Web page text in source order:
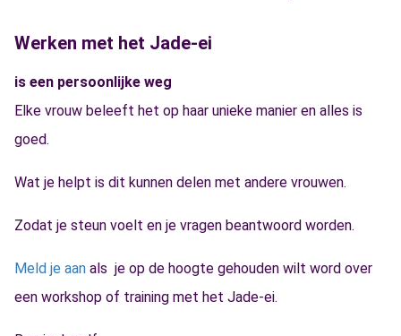
Werken met het Jade-ei
is een persoonlijke weg
Elke vrouw beleeft het op haar unieke manier en alles is
goed.
Wat je helpt is dit kunnen delen met andere vrouwen.
Zodat je steun voelt en je vragen beantwoord worden.
Meld je aan als je op de hoogte gehouden wilt word over
een workshop of training met het Jade-ei.